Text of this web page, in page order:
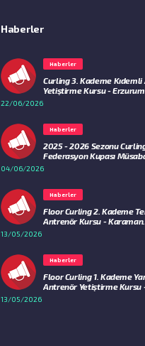
Haberler
Haberler
Curling 3. Kademe
Yetiştirme Kursu - Erzurum...
22/06/2026
Haberler
2025 - 2026 Sezonu
Federasyon Kupası
04/06/2026
Haberler
Floor Curling 2. Kademe
Antrenör Kursu - Karaman...
13/05/2026
Haberler
Floor Curling 1. Kademe
Antrenör Yetiştirme Kursu -
13/05/2026